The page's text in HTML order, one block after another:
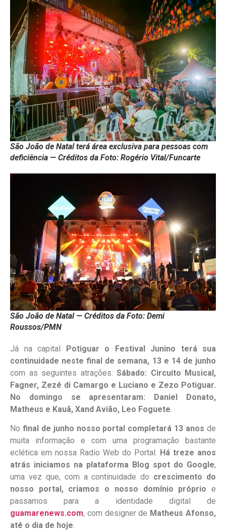
São João de Natal terá área exclusiva para pessoas com
deficiência — Créditos da Foto: Rogério Vital/Funcarte
São João de Natal — Créditos da Foto: Demi
Roussos/PMN
Já na capital Potiguar o Festival Junino terá sua
continuidade neste final de semana, 13 e 14 de junho
com as seguintes atrações: Sábado: Circuito Musical,
Fagner, Zezé di Camargo e Luciano e Zezo Potiguar.
No domingo se apresentaram: Daniel Donato,
Matheus e Kauã, Xand Avião, Leo Foguete.
No final de junho nosso portal completará 13 anos de
muita informação e com uma programação bastante
eclética em nossa Radio Web do Portal. Há treze anos
atrás iniciamos na plataforma Blog spot do Google,
uma vez que, com a continuidade do crescimento do
nosso portal, criamos o nosso domínio próprio e
passamos para a identidade digital de
guamarenews.com, com designer de Matheus Afonso,
até o dia de hoje.